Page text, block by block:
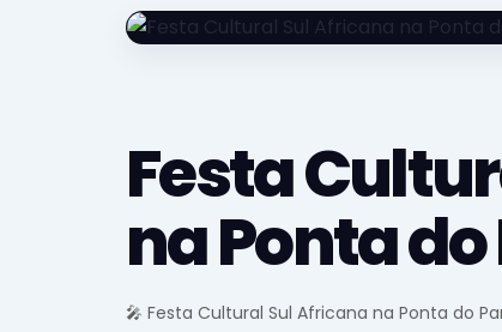
Festa
na Ponta
🎤 Festa Cultural Sul Africana na Ponta do